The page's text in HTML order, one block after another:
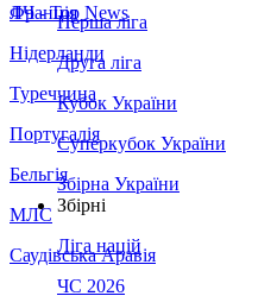
Франція
Нідерланди
Туреччина
Португалія
Бельгія
МЛС
Саудівська Аравія
ЛЧ - Top News
Перша ліга
Друга ліга
Кубок України
Суперкубок України
Збірна України
Збірні
Ліга націй
ЧС 2026